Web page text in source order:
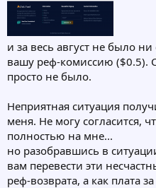
и за весь август не было
вашу реф-комиссию ($0.5).
просто не было.
Неприятная ситуация
меня. Не могу согласится,
полностью на мне...
но разобравшись в
вам перевести эти
реф-возврата, а как плата